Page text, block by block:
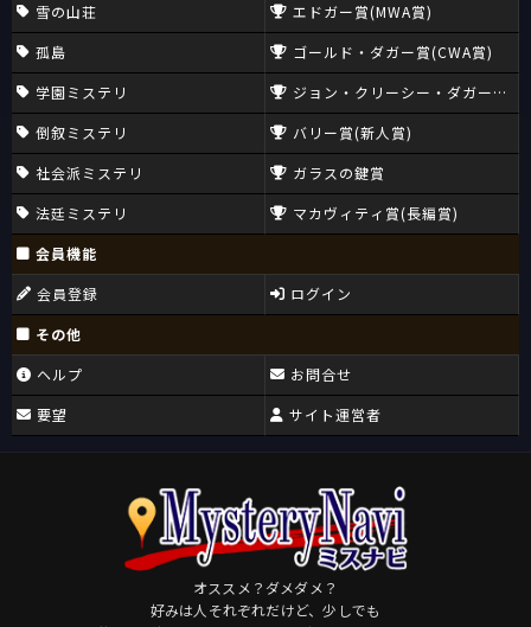
雪の山荘
孤島
学園ミステリ
倒叙ミステリ
社会派ミステリ
法廷ミステリ
エドガー賞(MWA賞)
ゴールド・ダガー賞(CWA賞)
ジョン・クリーシー・ダガー賞
バリー賞(新人賞)
ガラスの鍵賞
マカヴィティ賞(長編賞)
会員機能
会員登録
ログイン
その他
ヘルプ
要望
お問合せ
サイト運営者
オススメ？ダメダメ？
好みは人それぞれだけど、少しでも